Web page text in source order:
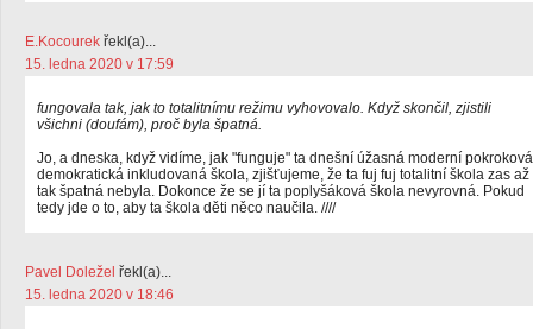
E.Kocourek řekl(a)...
15. ledna 2020 v 17:59
fungovala tak, jak to totalitnímu režimu vyhovovalo. Když skončil, zjistili
všichni (doufám), proč byla špatná.
Jo, a dneska, když vidíme, jak "funguje" ta dnešní úžasná moderní pokroková
demokratická inkludovaná škola, zjišťujeme, že ta fuj fuj totalitní škola zas až
tak špatná nebyla. Dokonce že se jí ta poplyšáková škola nevyrovná. Pokud
tedy jde o to, aby ta škola děti něco naučila. ////
Pavel Doležel řekl(a)...
15. ledna 2020 v 18:46